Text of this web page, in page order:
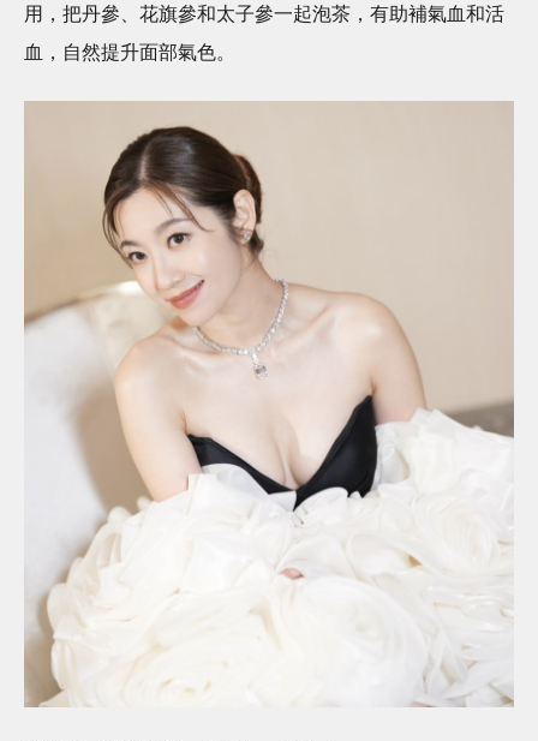
用，把丹參、花旗參和太子參一起泡茶，有助補氣血和活
血，自然提升面部氣色。